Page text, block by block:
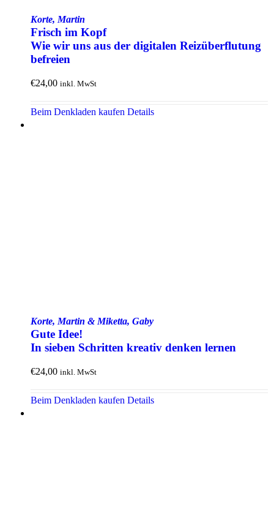
Korte, Martin
Frisch im Kopf
Wie wir uns aus der digitalen Reiz­über­flutung
befreien
€24,00 inkl. MwSt
Beim Denkladen kaufen Details
Korte, Martin & Miketta, Gaby
Gute Idee!
In sieben Schritten kreativ denken lernen
€24,00 inkl. MwSt
Beim Denkladen kaufen Details